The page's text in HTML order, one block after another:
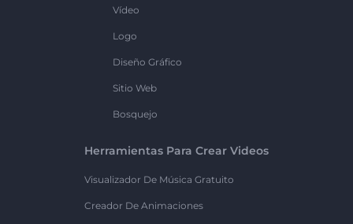
Vídeo
Logo
Diseño Gráfico
Sitio Web
Bosquejo
Herramientas Para Crear Videos
Visualizador De Música Gratuito
Creador De Animaciones